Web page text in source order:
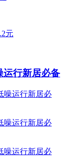
运行新居必备